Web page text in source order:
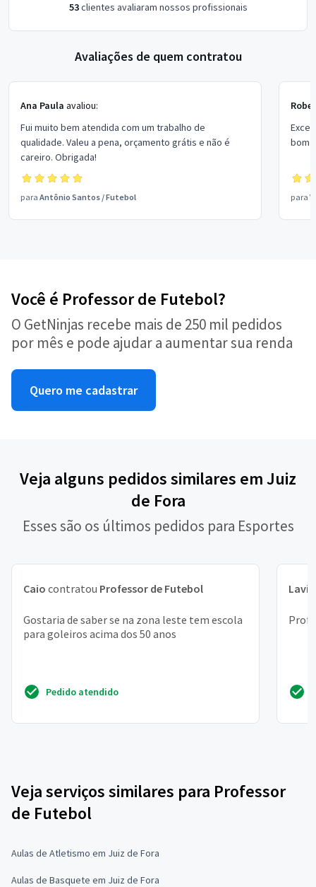
53clientes avaliaram nossos profissionais
Avaliações de quem contratou
Ana Paula avaliou:
Fui muito bem atendida com um trabalho de
qualidade. Valeu a pena, orçamento grátis e não é
careiro. Obrigada!
para Antônio Santos /Futebol
bom
para
Você é Professor de Futebol?
O GetNinjas recebe mais de 250 mil pedidos
por mês e pode ajudar a aumentar sua renda
Quero me cadastrar
Veja alguns pedidos similares em Juiz
de Fora
Esses são os últimos pedidos para Esportes
Caio contratou Professor de Futebol
Gostaria de saber se na zona leste tem escola
para goleiros acima dos 50 anos
Pedido atendido
Veja serviços similares para Professor
de Futebol
Aulas de Atletismo em Juiz de Fora
Aulas de Basquete em Juiz de Fora